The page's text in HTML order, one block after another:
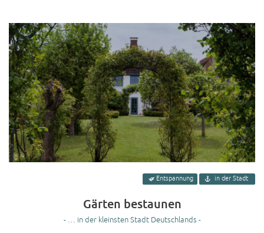
Entspannung in der Stadt
Gärten bestaunen
- … in der kleinsten Stadt Deutschlands -